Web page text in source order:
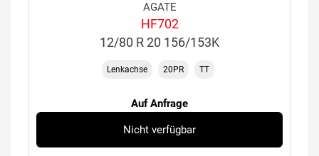
AGATE
HF702
12/80 R 20 156/153K
Lenkachse 20PR TT
Auf Anfrage
Nicht verfügbar